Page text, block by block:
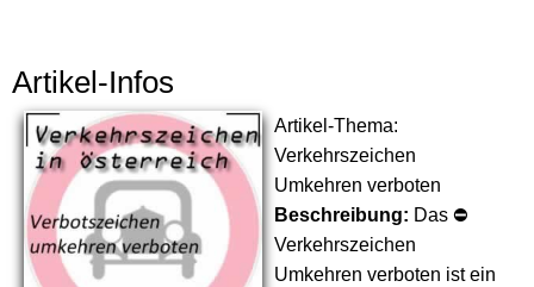
Artikel-Infos
Artikel-Thema:
Verkehrszeichen
Umkehren verboten
Beschreibung: Das ⛔
Verkehrszeichen
Umkehren verboten ist ein